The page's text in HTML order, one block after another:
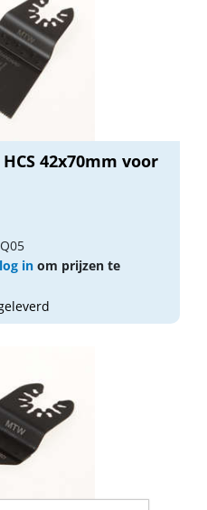
42x70mm voor
log in om prijzen te